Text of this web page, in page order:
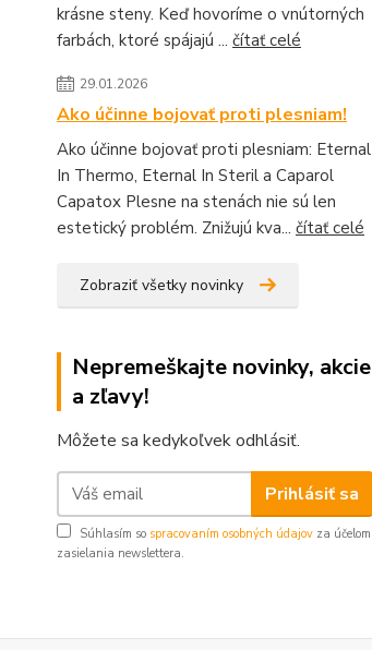
krásne steny. Keď hovoríme o vnútorných
farbách, ktoré spájajú ... čítať celé
29.01.2026
Ako účinne bojovať proti plesniam!
Ako účinne bojovať proti plesniam: Eternal
In Thermo, Eternal In Steril a Caparol
Capatox Plesne na stenách nie sú len
estetický problém. Znižujú kva... čítať celé
Zobraziť všetky novinky
Nepremeškajte novinky, akcie
a zľavy!
Môžete sa kedykoľvek odhlásiť.
Prihlásiť sa
Súhlasím so spracovaním osobných údajov za účelom
zasielania newslettera.